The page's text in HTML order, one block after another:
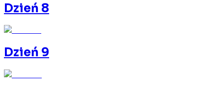
Dzień 8
Dzień 9